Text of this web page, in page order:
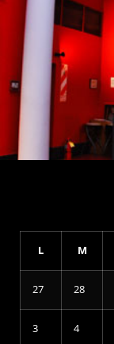
L M
27 28
3 4